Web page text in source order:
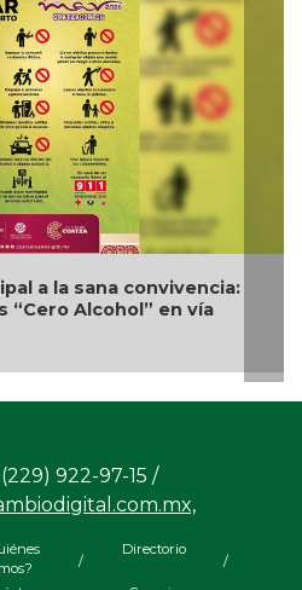
convivencia:
en vía
Nueva
922-97-15 /
/
Directorio
/